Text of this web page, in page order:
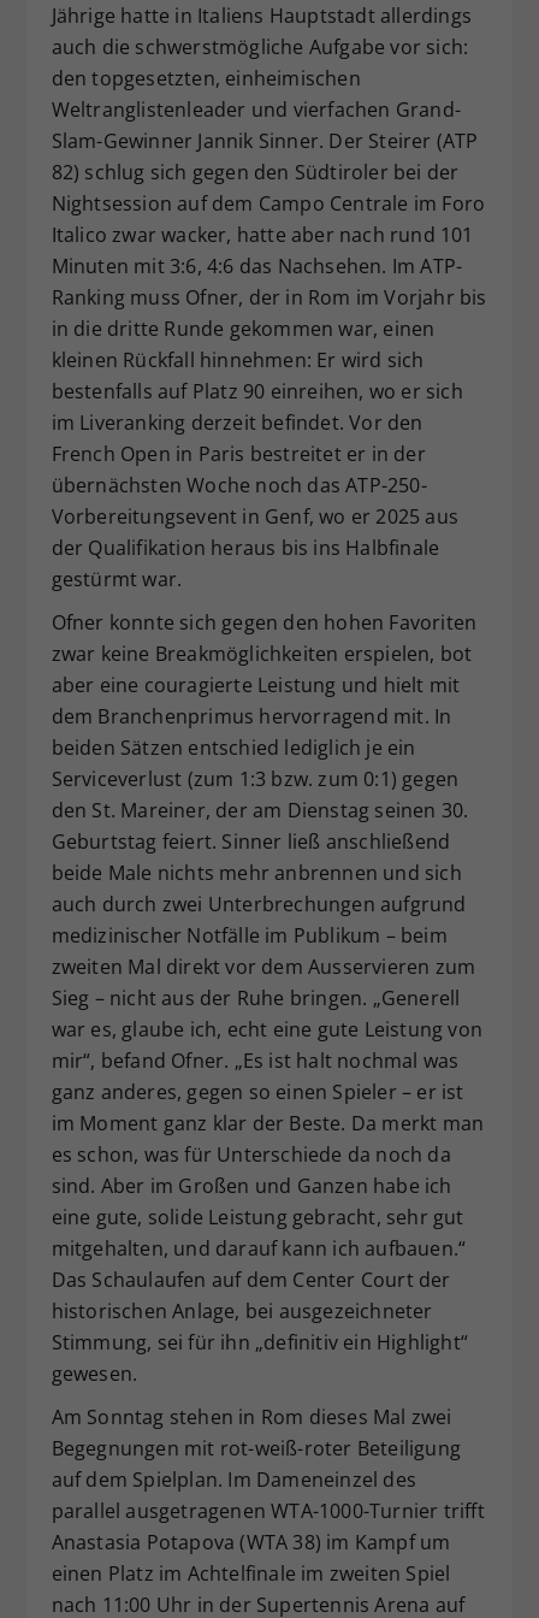
Jährige hatte in Italiens Hauptstadt allerdings
auch die schwerstmögliche Aufgabe vor sich:
den topgesetzten, einheimischen
Weltranglistenleader und vierfachen Grand-
Slam-Gewinner Jannik Sinner. Der Steirer (ATP
82) schlug sich gegen den Südtiroler bei der
Nightsession auf dem Campo Centrale im Foro
Italico zwar wacker, hatte aber nach rund 101
Minuten mit 3:6, 4:6 das Nachsehen. Im ATP-
Ranking muss Ofner, der in Rom im Vorjahr bis
in die dritte Runde gekommen war, einen
kleinen Rückfall hinnehmen: Er wird sich
bestenfalls auf Platz 90 einreihen, wo er sich
im Liveranking derzeit befindet. Vor den
French Open in Paris bestreitet er in der
übernächsten Woche noch das ATP-250-
Vorbereitungsevent in Genf, wo er 2025 aus
der Qualifikation heraus bis ins Halbfinale
gestürmt war.
Ofner konnte sich gegen den hohen Favoriten
zwar keine Breakmöglichkeiten erspielen, bot
aber eine couragierte Leistung und hielt mit
dem Branchenprimus hervorragend mit. In
beiden Sätzen entschied lediglich je ein
Serviceverlust (zum 1:3 bzw. zum 0:1) gegen
den St. Mareiner, der am Dienstag seinen 30.
Geburtstag feiert. Sinner ließ anschließend
beide Male nichts mehr anbrennen und sich
auch durch zwei Unterbrechungen aufgrund
medizinischer Notfälle im Publikum – beim
zweiten Mal direkt vor dem Ausservieren zum
Sieg – nicht aus der Ruhe bringen. „Generell
war es, glaube ich, echt eine gute Leistung von
mir“, befand Ofner. „Es ist halt nochmal was
ganz anderes, gegen so einen Spieler – er ist
im Moment ganz klar der Beste. Da merkt man
es schon, was für Unterschiede da noch da
sind. Aber im Großen und Ganzen habe ich
eine gute, solide Leistung gebracht, sehr gut
mitgehalten, und darauf kann ich aufbauen.“
Das Schaulaufen auf dem Center Court der
historischen Anlage, bei ausgezeichneter
Stimmung, sei für ihn „definitiv ein Highlight“
gewesen.
Am Sonntag stehen in Rom dieses Mal zwei
Begegnungen mit rot-weiß-roter Beteiligung
auf dem Spielplan. Im Dameneinzel des
parallel ausgetragenen WTA-1000-Turnier trifft
Anastasia Potapova (WTA 38) im Kampf um
einen Platz im Achtelfinale im zweiten Spiel
nach 11:00 Uhr in der Supertennis Arena auf
Zweck
Dieser Wert speichert Ihre Consent-
Einstellungen. Unter anderem eine
zufällig generierte ID, für die
historische Speicherung Ihrer
vorgenommen Einstellungen, falls der
Webseiten-Betreiber dies eingestellt
hat.